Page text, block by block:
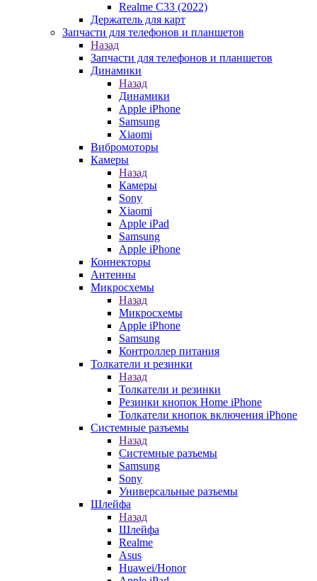
Realme C33 (2022)
Держатель для карт
Запчасти для телефонов и планшетов
Назад
Запчасти для телефонов и планшетов
Динамики
Назад
Динамики
Apple iPhone
Samsung
Xiaomi
Вибромоторы
Камеры
Назад
Камеры
Sony
Xiaomi
Apple iPad
Samsung
Apple iPhone
Коннекторы
Антенны
Микросхемы
Назад
Микросхемы
Apple iPhone
Samsung
Контроллер питания
Толкатели и резинки
Назад
Толкатели и резинки
Резинки кнопок Home iPhone
Толкатели кнопок включения iPhone
Системные разъемы
Назад
Системные разъемы
Samsung
Sony
Универсальные разъемы
Шлейфа
Назад
Шлейфа
Realme
Asus
Huawei/Honor